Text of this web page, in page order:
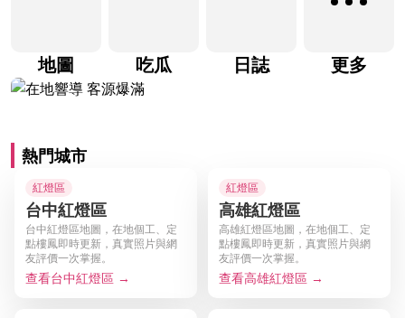
地圖 吃瓜 日誌 更多
熱門城市
紅燈區
台中紅燈區
台中紅燈區地圖，在地個工、定
點樓鳳即時更新，真實照片與網
友評價一次掌握。
查看台中紅燈區 →
紅燈區
高雄紅燈區
高雄紅燈區地圖，在地個工、定
點樓鳳即時更新，真實照片與網
友評價一次掌握。
查看高雄紅燈區 →